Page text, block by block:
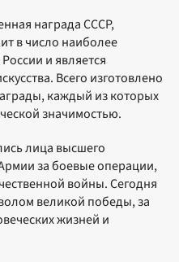
награда СССР,
в число наиболее
и является
Всего изготовлено
каждый из которых
значимостью.
лица высшего
за боевые операции,
войны. Сегодня
великой победы, за
жизней и